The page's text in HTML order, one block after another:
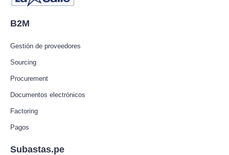
B2M
Gestión de proveedores
Sourcing
Procurement
Documentos electrónicos
Factoring
Pagos
Subastas.pe